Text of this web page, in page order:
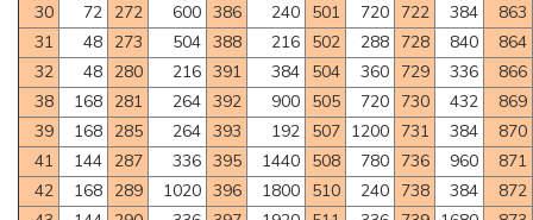
30
72 272 600 386 240 501 720 722 384
863
31
48 273 504 388 216 502 288 728 840
864
32
48 280 216 391 384 504 360 729 336
866
38
168 281 264 392 900 505 720 730 432
869
39
168 285 264 393 192 507 1200 731 384
870
41
144 287 336 395 1440 508 780 736 960
871
42
168 289 1020 396 1800 510 240 738 384
872